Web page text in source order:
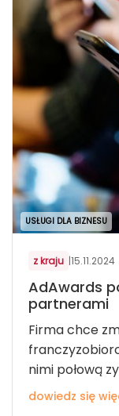
USŁUGI DLA BIZNESU
z kraju |15.11.2024
AdAwards
partnerami
Firma chce
nimi połową
dowiedz się